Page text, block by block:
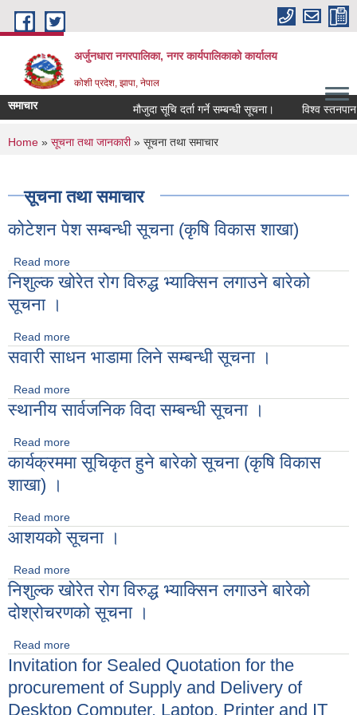
Skip to main content
अर्जुनधारा नगरपालिका, नगर कार्यपालिकाको कार्यालय
कोशी प्रदेश, झापा, नेपाल
समाचार मौजुदा सूचि दर्ता गर्ने सम्बन्धी सूचना। विश्व स्तनपान
You are here
Home » सूचना तथा जानकारी» सूचना तथा समाचार
सूचना तथा समाचार
कोटेशन पेश सम्बन्धी सूचना (कृषि विकास शाखा)
Read more
निशुल्क खोरेत रोग विरुद्ध भ्याक्सिन लगाउने बारेको
सूचना ।
Read more
सवारी साधन भाडामा लिने सम्बन्धी सूचना ।
Read more
स्थानीय सार्वजनिक विदा सम्बन्धी सूचना ।
Read more
कार्यक्रममा सूचिकृत हुने बारेको सूचना (कृषि विकास
शाखा) ।
Read more
आशयको सूचना ।
Read more
निशुल्क खोरेत रोग विरुद्ध भ्याक्सिन लगाउने बारेको
दोश्रोचरणको सूचना ।
Read more
सूचना ।
Invitation for Sealed Quotation for the
procurement of Supply and Delivery of
Desktop Computer, Laptop, Printer and IT